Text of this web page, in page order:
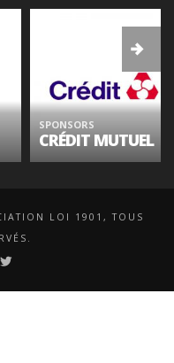
SPONSORS
CRÉDIT MUTUEL
LOI 1901, TOUS